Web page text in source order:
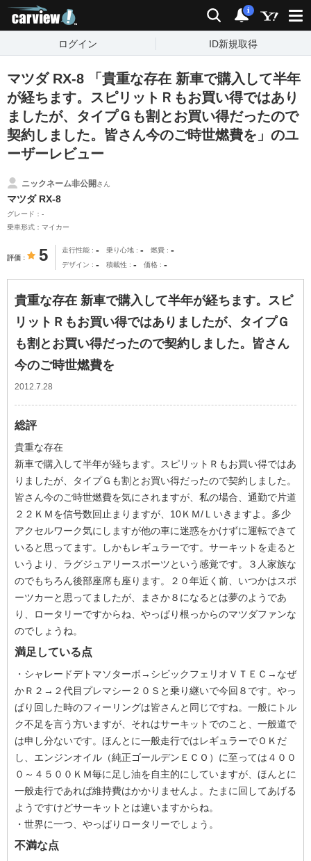
検索 通知
i
ログイン ID新規取得
マツダ RX-8 「貴重な存在 新車で購入して半年
が経ちます。スピリットＲもお買い得ではあり
ましたが、タイプＧも割とお買い得だったので
契約しました。皆さん今のご時世燃費を」のユ
ーザーレビュー
ニックネーム非公開さん
マツダ RX-8
グレード：-
乗車形式：マイカー
評価 5 走行性能 - 乗り心地 - 燃費 -
デザイン - 積載性 - 価格 -
貴重な存在 新車で購入して半年が経ちます。スピ
リットＲもお買い得ではありましたが、タイプＧ
も割とお買い得だったので契約しました。皆さん
今のご時世燃費を
2012.7.28
総評
貴重な存在
新車で購入して半年が経ちます。スピリットＲもお買い得ではあ
りましたが、タイプＧも割とお買い得だったので契約しました。
皆さん今のご時世燃費を気にされますが、私の場合、通勤で片道
２２ＫＭを信号数回止まりますが、10ＫＭ/Ｌいきますよ。多少
アクセルワーク気にしますが他の車に迷惑をかけずに運転できて
いると思ってます。しかもレギュラーです。サーキットを走ると
いうより、ラグジュアリースポーツという感覚です。３人家族な
のでもちろん後部座席も座ります。２０年近く前、いつかはスポ
ーツカーと思ってましたが、まさか８になるとは夢のようであ
り、ロータリーですからね、やっぱり根っからのマツダファンな
のでしょうね。
満足している点
・シャレードデトマソターボ→シビックフェリオＶＴＥＣ→なぜ
かＲ２→２代目プレマシー２０Ｓと乗り継いで今回８です。やっ
ぱり回した時のフィーリングは皆さんと同じですね。一般にトル
ク不足を言う方いますが、それはサーキットでのこと、一般道で
は申し分ないです。ほんとに一般走行ではレギュラーでＯＫだ
し、エンジンオイル（純正ゴールデンＥＣＯ）に至っては４００
０～４５００ＫＭ毎に足し油を自主的にしていますが、ほんとに
一般走行であれば維持費はかかりませんよ。たまに回してあげる
ようですけどサーキットとは違いますからね。
・世界に一つ、やっぱりロータリーでしょう。
不満な点